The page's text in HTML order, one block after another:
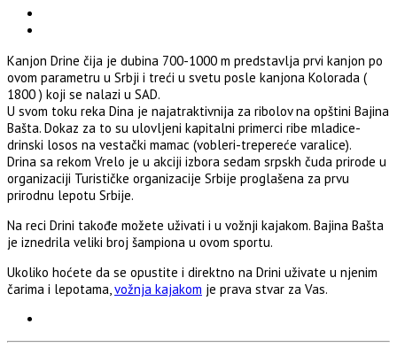
Kanjon Drine čija je dubina 700-1000 m predstavlja prvi kanjon po
ovom parametru u Srbji i treći u svetu posle kanjona Kolorada (
1800 ) koji se nalazi u SAD.
U svom toku reka Dina je najatraktivnija za ribolov na opštini Bajina
Bašta. Dokaz za to su ulovljeni kapitalni primerci ribe mladice-
drinski losos na vestački mamac (vobleri-trepereće varalice).
Drina sa rekom Vrelo je u akciji izbora sedam srpskh čuda prirode u
organizaciji Turističke organizacije Srbije proglašena za prvu
prirodnu lepotu Srbije.
Na reci Drini takođe možete uživati i u vožnji kajakom. Bajina Bašta
je iznedrila veliki broj šampiona u ovom sportu.
Ukoliko hoćete da se opustite i direktno na Drini uživate u njenim
čarima i lepotama,vožnja kajakom je prava stvar za Vas.